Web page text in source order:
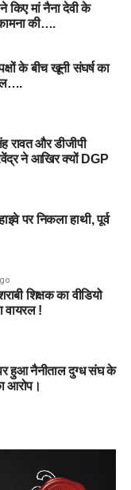
किए मां नैना देवी के
की….
के बीच खूनी संघर्ष का
रावत और डीजीपी
ने आखिर क्यों DGP
पर निकला हाथी, पूर्व
शिक्षक का वीडियो
वायरल !
हुआ नैनीताल दुग्ध संघ के
आरोप।